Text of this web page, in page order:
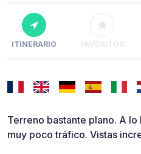
ITINERARIO FAVORITOS
Terreno bastante plano. A
muy poco tráfico. Vistas